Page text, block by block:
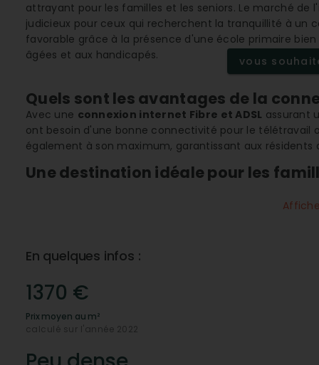
attrayant pour les familles et les seniors. Le marché
judicieux pour ceux qui recherchent la tranquillité à un
favorable grâce à la présence d'une école primaire
âgées et aux handicapés.
vous
Quels sont les avantages de la
Avec une connexion internet Fibre et ADSL assurant
ont besoin d'une bonne connectivité pour le télétravail
également à son maximum, garantissant aux
Une destination idéale pour les
école primaire performante et d'infrastructures
Quels commerces et services
épicérie , une
des plombiers, simplifiant ainsi la vie quotidienne des
immobilière rajoute à l'attrait commercial d'ensemble.
Comment évolue l'immobilier à
En quelques infos :
1370 €
Prix moyen au m²
calculé sur l'année 2022